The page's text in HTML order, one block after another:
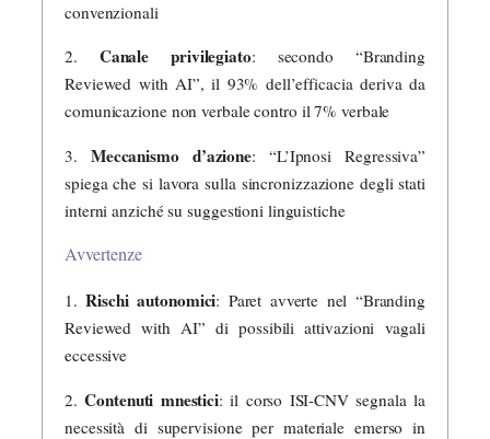
convenzionali
2. Canale privilegiato: secondo “Branding
Reviewed with AI”, il 93% dell’efficacia deriva da
comunicazione non verbale contro il 7% verbale
3. Meccanismo d’azione: “L’Ipnosi Regressiva”
spiega che si lavora sulla sincronizzazione degli stati
interni anziché su suggestioni linguistiche
Avvertenze
1.Rischi autonomici: Paret avverte nel “Branding
Reviewed with AI” di possibili attivazioni vagali
eccessive
2.Contenuti mnestici: il corso ISI-CNV segnala la
necessità di supervisione per materiale emerso in